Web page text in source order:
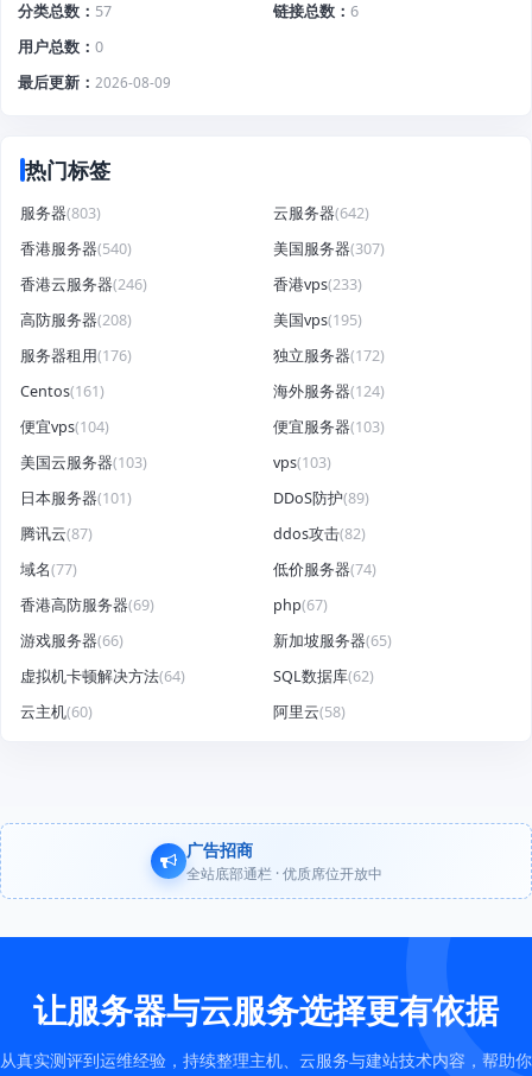
分类总数
57 链接总数
6
用户总数
0
最后更新
2026-08-09
热门标签
服务器(803) 云服务器(642)
香港服务器(540) 美国服务器(307)
香港云服务器(246) 香港vps(233)
高防服务器(208) 美国vps(195)
服务器租用(176) 独立服务器(172)
Centos(161) 海外服务器(124)
便宜vps(104) 便宜服务器(103)
美国云服务器(103) vps(103)
日本服务器(101) DDoS防护(89)
腾讯云(87) ddos攻击(82)
域名(77) 低价服务器(74)
香港高防服务器(69) php(67)
游戏服务器(66) 新加坡服务器(65)
虚拟机卡顿解决方法(64) SQL数据库(62)
云主机(60) 阿里云(58)
广告招商
全站底部通栏 · 优质席位开放中
让服务器与云服务选择更有依据
从真实测评到运维经验，持续整理主机、云服务与建站技术内容，帮助你